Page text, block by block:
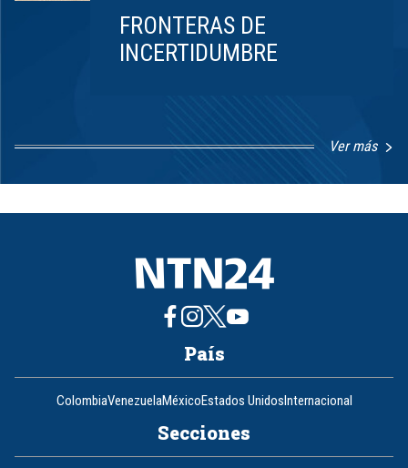
FRONTERAS DE
INCERTIDUMBRE
Ver más
1
8
País
ColombiaVenezuelaMéxicoEstados UnidosInternacional
Secciones